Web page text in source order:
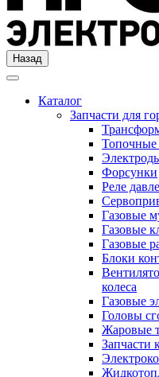
Назад
Каталог
Запчасти для
Топочные
Форсунки
Реле
Газовые
Газовые
Газовые
Блоки
колеса
Газовые
Головы
Жаровые
Запчасти